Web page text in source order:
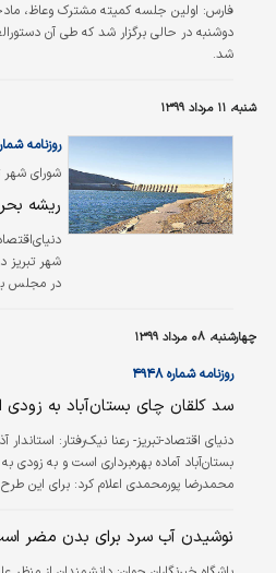
فارس: اولین جلسه کمیته مشترک وعاظ،
دوشنبه در حالی برگزار شد که طی آن
شد.
شنبه، ۱۱ مرداد ۱۳۹۹
شورای شهر
روزنامه شماره
ریشه
شهر تبریز
در مجلس به
مختلف
پیرامونی
نقاط
دلیل آب
چهارشنبه، ۰۸ مرداد ۱۳۹۹
روزنامه شماره ۴۹۴۸
سد کلقان چای بستان‌آباد به
دنیای اقتصاد-تبریز- رعنا نیک‌رفتار: استاندار
بستان‌آباد آماده بهره‌برداری است و به
آزمایشی آبگیری شده است، افزود: با
نوشیدن آب سرد برای بدن مضر